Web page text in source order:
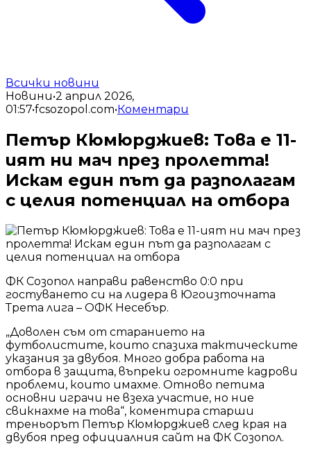
Всички новини
Новини•2 април 2026,
01:57•fcsozopol.com•Коментари
Петър Кюмюрджиев: Това е 11-
ият ни мач през пролетта!
Искам един път да разполагам
с целия потенциал на отбора
ФК Созопол направи равенство 0:0 при
гостуването си на лидера в Югоизточната
Трета лига – ОФК Несебър.
„Доволен съм от старанието на
футболистите, които спазиха тактическите
указания за двубоя. Много добра работа на
отбора в защита, въпреки огромните кадрови
проблеми, които имахме. Отново петима
основни играчи не взеха участие, но ние
свикнахме на това“, коментира старши
треньорът Петър Кюмюрджиев след края на
двубоя пред официалния сайт на ФК Созопол.